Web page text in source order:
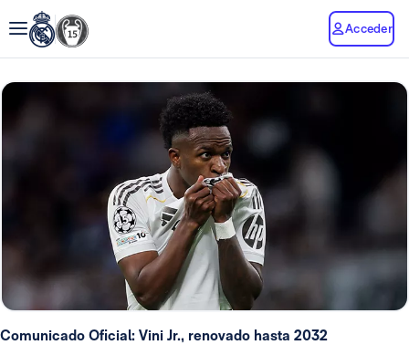
Acceder
Comunicado Oficial: Vini Jr., renovado hasta 2032